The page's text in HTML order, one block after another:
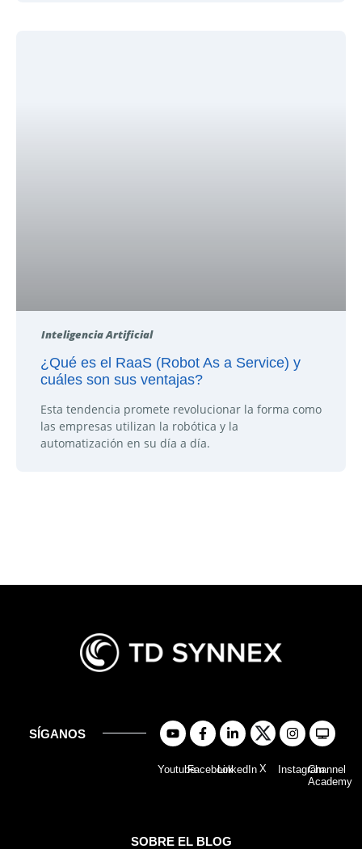
Inteligencia Artificial
¿Qué es el RaaS (Robot As a Service) y
cuáles son sus ventajas?
Esta tendencia promete revolucionar la forma como
las empresas utilizan la robótica y la
automatización en su día a día.
SÍGANOS
YoutubeFacebookLinkedIn X InstagramChannel
Academy
SOBRE EL BLOG